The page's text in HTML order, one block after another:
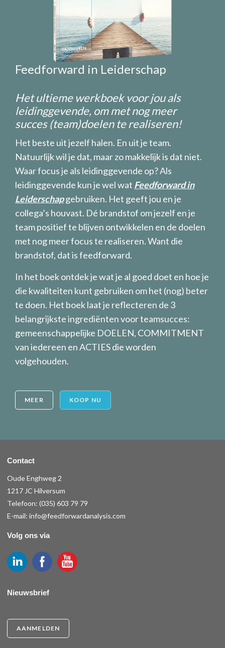
Feedforward in Leiderschap
Het ultieme werkboek voor jou als
leidinggevende, om met nog meer
succes (team)doelen te realiseren!
Het beste uit jezelf halen. En uit je team.
Natuurlijk wil je dat, maar zo makkelijk is dat niet.
Waar focus je als leidinggevende op? Als
leidinggevende kun je wel wat Feedforward in
Leiderschapgebruiken. Het geeft jou en je
collega’s houvast. Dé brandstof om jezelf en je
team positief te blijven ontwikkelen en de doelen
met nog meer focus te realiseren. Want die
brandstof, dat is feedforward.
In het boek ontdek je wat je al goed doet en hoe je
die kwaliteiten kunt gebruiken om het (nog) beter
te doen. Het boek laat je reflecteren de 3
belangrijkste ingrediënten voor teamsucces:
gemeenschappelijke DOELEN, COMMITMENT
van iedereen en ACTIES die worden
volgehouden.
MEER KOOP NU
Contact
Oude Enghweg 2
1217 JC Hilversum
Telefoon: (035) 603 79 79
E-mail: info@feedforwardanalysis.com
Volg ons via
Nieuwsbrief
AANMELDEN